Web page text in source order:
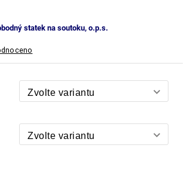
statek na soutoku, o.p.s.